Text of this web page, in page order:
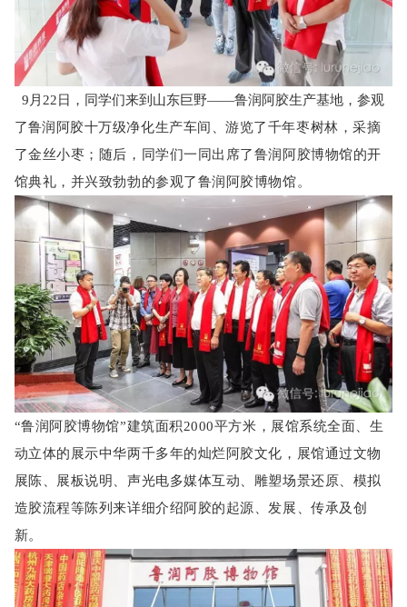
9月22日，同学们来到山东巨野——鲁润阿胶生产基地，参观
了鲁润阿胶十万级净化生产车间、游览了千年枣树林，采摘
了金丝小枣；随后，同学们一同出席了鲁润阿胶博物馆的开
馆典礼，并兴致勃勃的参观了鲁润阿胶博物馆。
“鲁润阿胶博物馆”建筑面积2000平方米，展馆系统全面、生
动立体的展示中华两千多年的灿烂阿胶文化， 展馆通过文物
展陈、展板说明、声光电多媒体互动、雕塑场景还原、模拟
造胶流程等陈列来详细介绍阿胶的起源、发展、传承及创
新。